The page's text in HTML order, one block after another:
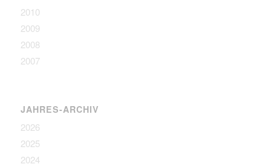
2010
2009
2008
2007
JAHRES-ARCHIV
2026
2025
2024